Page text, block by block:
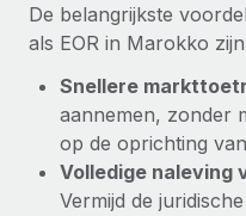
De belangrijkste
als EOR in Marokko
Snellere
aannemen, zonder
op de oprichting
Volledige naleving
Vermijd de